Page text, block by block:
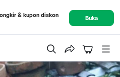
& kupon diskon
Buka